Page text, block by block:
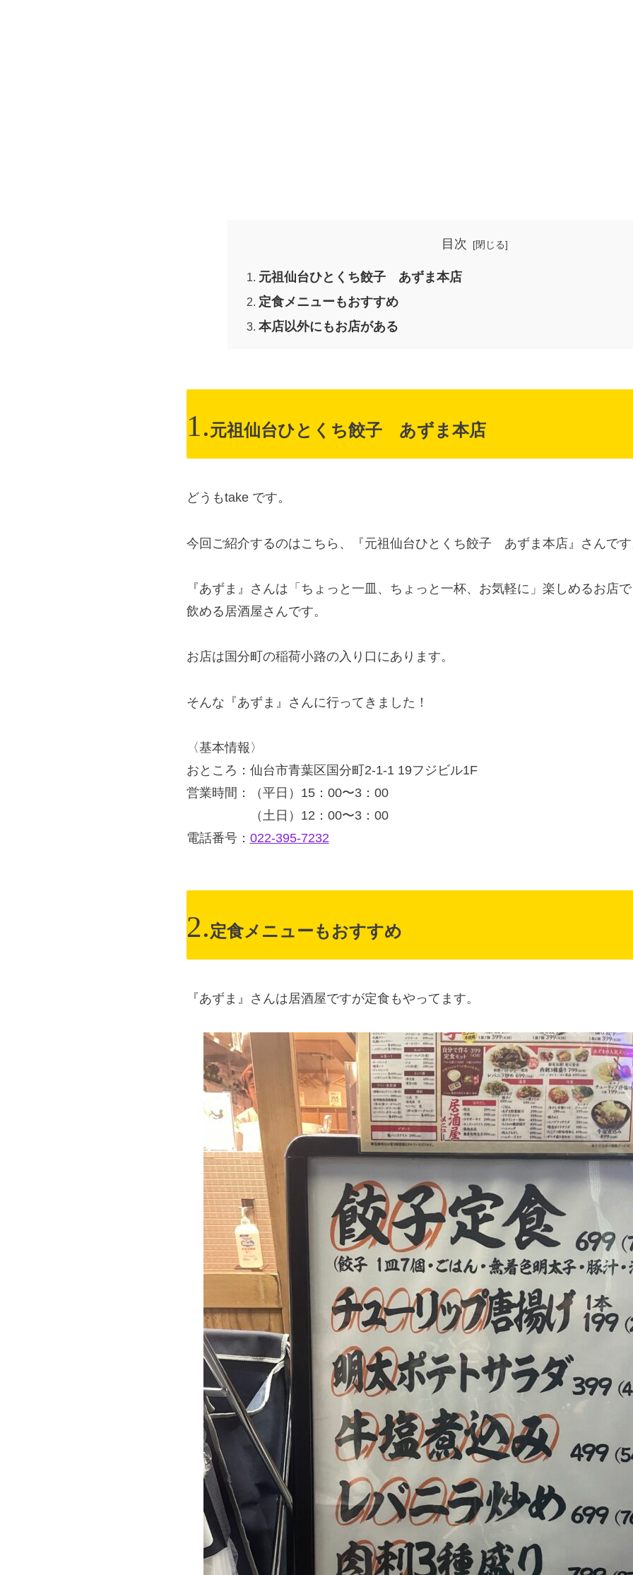
目次
元祖仙台ひとくち餃子 あずま本店
定食メニューもおすすめ
本店以外にもお店がある
元祖仙台ひとくち餃子 あずま本店
どうもtake です。
今回ご紹介するのはこちら、『元祖仙台ひとくち餃子 あずま本店』さんで
『あずま』さんは「ちょっと一皿、ちょっと一杯、お気軽に」楽しめるお店
飲める居酒屋さんです。
お店は国分町の稲荷小路の入り口にあります。
そんな『あずま』さんに行ってきました！
〈基本情報〉
おところ：仙台市青葉区国分町2-1-1 19フジビル1F
営業時間：（平日）15：00〜3：00
（土日）12：00〜3：00
電話番号： 022-395-7232
定食メニューもおすすめ
『あずま』さんは居酒屋ですが定食もやってます。